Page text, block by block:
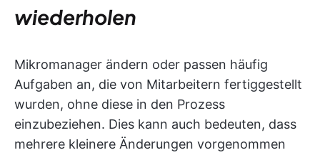
wiederholen
Mikromanager ändern oder passen häufig
Aufgaben an, die von Mitarbeitern fertiggestellt
wurden, ohne diese in den Prozess
einzubeziehen. Dies kann auch bedeuten, dass
mehrere kleinere Änderungen vorgenommen